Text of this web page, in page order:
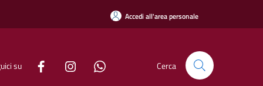
Accedi all'area personale
su Cerca